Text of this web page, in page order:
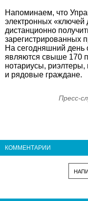
Напоминаем, что
электронных
дистанционно
зарегистрированных
На сегодняшний день
являются свыше 170
нотариусы, риэлтеры,
и рядовые граждане.
Пресс-
КОММЕНТАРИИ